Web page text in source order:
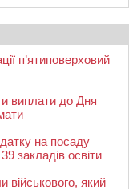
п’ятиповерховий
виплати до Дня
на посаду
закладів освіти
військового, який